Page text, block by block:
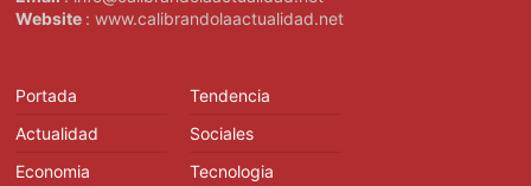
Website : www.calibrandolaactualidad.net
Portada
Actualidad
Economia
Tendencia
Sociales
Tecnologia